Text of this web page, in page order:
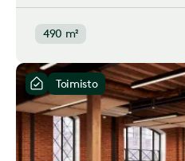
490 m²
Toimisto